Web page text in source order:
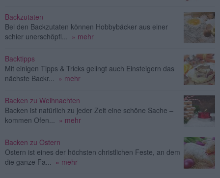
Backzutaten
Bei den Backzutaten können Hobbybäcker aus einer
schier unerschöpfl...
» mehr
Backtipps
Mit einigen Tipps & Tricks gelingt auch Einsteigern das
nächste Backr...
» mehr
Backen zu Weihnachten
Backen ist natürlich zu jeder Zeit eine schöne Sache –
kommen Ofen...
» mehr
Backen zu Ostern
Ostern ist eines der höchsten christlichen Feste, an dem
die ganze Fa...
» mehr